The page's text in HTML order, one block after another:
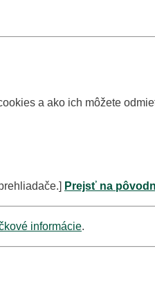
a ako ich môžete
Prejsť na
informácie.